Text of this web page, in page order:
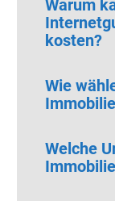
Warum
kosten?
Wie
Welche